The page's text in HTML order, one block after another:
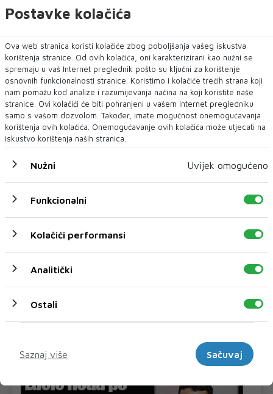
osumnjičenog za prevaru tešku oko 42.000
Općinskom sudu u Srebreniku određ...
Postavke kolačića
Ova web stranica koristi kolačiće zbog poboljšanja vašeg iskustva
korištenja stranice. Od ovih kolačića, oni karakterizirani kao nužni se
spremaju u vaš Internet preglednik pošto su ključni za korištenje
osnovnih funkcionalnosti stranice. Koristimo i kolačiće trećih strana koji
nam pomažu kod analize i razumijevanja načina na koji koristite naše
stranice. Ovi kolačići će biti pohranjeni u vašem Internet pregledniku
samo s vašom dozvolom. Također, imate mogućnost onemogućavanja
korištenja ovih kolačića. Onemogućavanje ovih kolačića može utjecati na
iskustvo korištenja naših stranica.
Nužni Uvijek omogućeno
Funkcionalni
Kolačići performansi
Analitički
Ostali
Saznaj više
Sačuvaj